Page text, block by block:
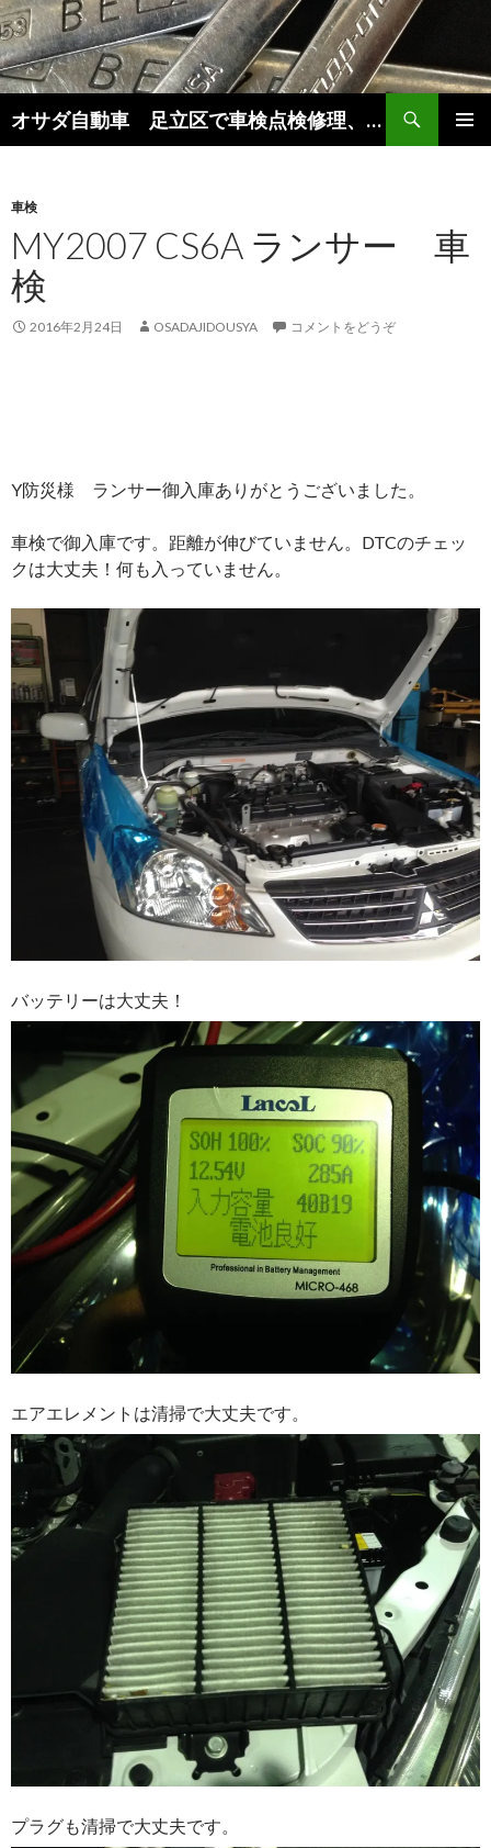
オサダ自動車 足立区で車検点検修理、新車中古車販売をしています。
索
ン
ツ
へ
移
動
車検
MY2007 CS6A ランサー 車
検
2016年2月24日 OSADAJIDOUSYA コメントをどうぞ
Y防災様 ランサー御入庫ありがとうございました。
車検で御入庫です。距離が伸びていません。DTCのチェッ
クは大丈夫！何も入っていません。
バッテリーは大丈夫！
エアエレメントは清掃で大丈夫です。
プラグも清掃で大丈夫です。